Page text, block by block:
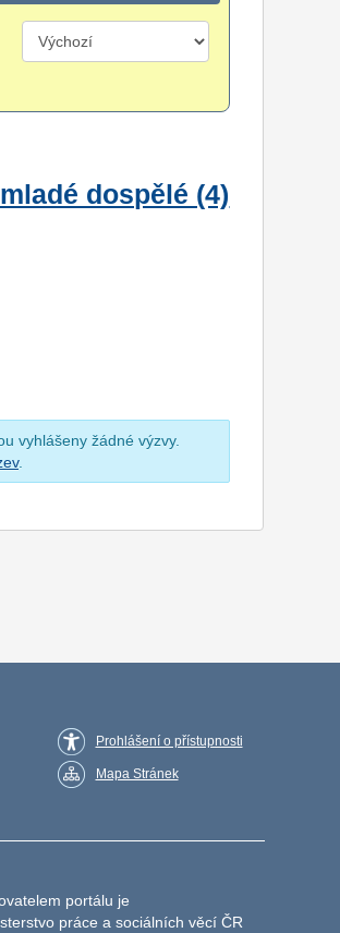
dospělé (4)
vyhlášeny žádné výzvy.
.
Prohlášení o přístupnosti
Mapa Stránek
portálu je
práce a sociálních věcí ČR